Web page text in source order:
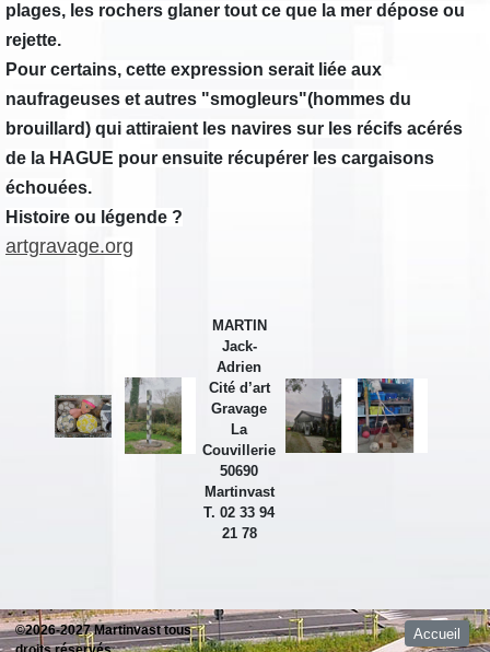
plages, les rochers glaner tout ce que la mer dépose ou
rejette.
Pour certains, cette expression serait liée aux
naufrageuses et autres "smogleurs"(hommes du
brouillard) qui attiraient les navires sur les récifs acérés
de la HAGUE pour ensuite récupérer les cargaisons
échouées.
Histoire ou légende ?
artgravage.org
MARTIN
Jack-
Adrien
Cité d’art
Gravage
La
Couvillerie
50690
Martinvast
T. 02 33 94
21 78
©2026-2027 Martinvast tous
Accueil